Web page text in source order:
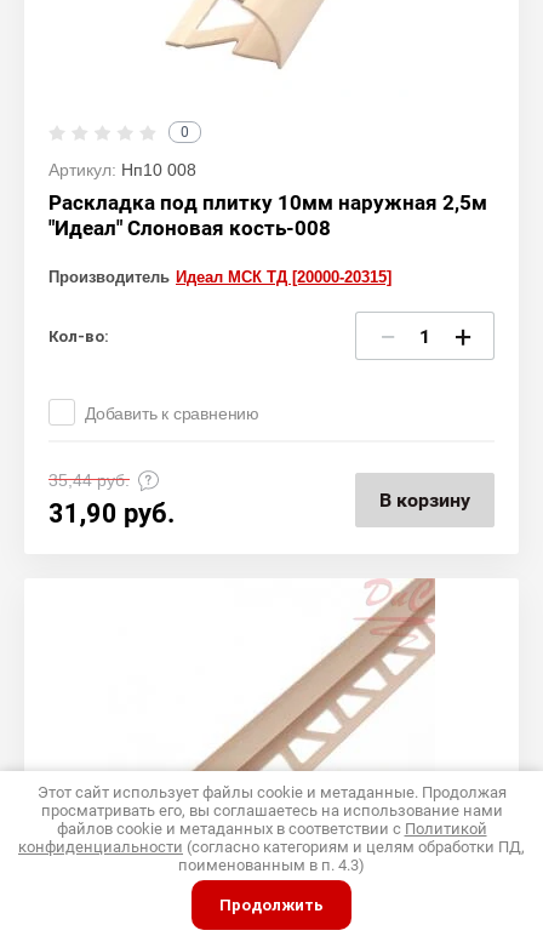
0
Артикул: Нп10 008
Раскладка под плитку 10мм наружная 2,5м
"Идеал" Слоновая кость-008
Производитель Идеал МСК ТД [20000-20315]
Кол-во: − +
Добавить к сравнению
35,44руб.
31,90 руб. В корзину
Этот сайт использует файлы cookie и метаданные. Продолжая
просматривать его, вы соглашаетесь на использование нами
файлов cookie и метаданных в соответствии с Политикой
конфиденциальности (согласно категориям и целям обработки ПД,
поименованным в п. 4.3)
Продолжить